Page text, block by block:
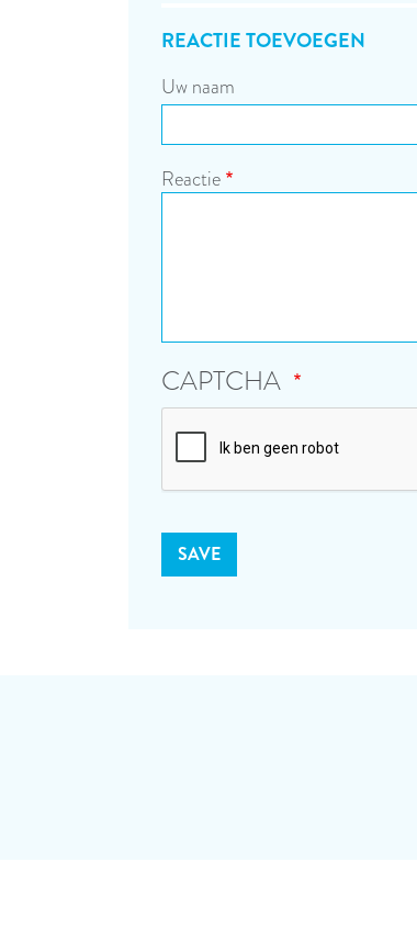
REACTIE TOEVOEGEN
Uw naam
Reactie
CAPTCHA